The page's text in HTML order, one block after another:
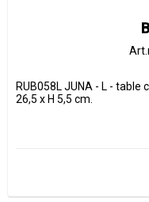
RUB058L JUNA - L - table
26,5 x H 5,5 cm.